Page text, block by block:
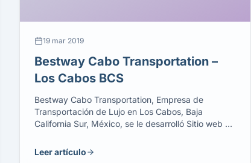
19 mar 2019
Bestway Cabo Transportation –
Los Cabos BCS
Bestway Cabo Transportation, Empresa de
Transportación de Lujo en Los Cabos, Baja
California Sur, México, se le desarrolló Sitio web y
Se lleva a cabo también promoción en Redes
Leer artículo